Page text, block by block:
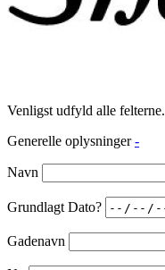
Venligst udfyld alle felterne.
Generelle oplysninger -
Navn
Grundlagt Dato?
Gadenavn